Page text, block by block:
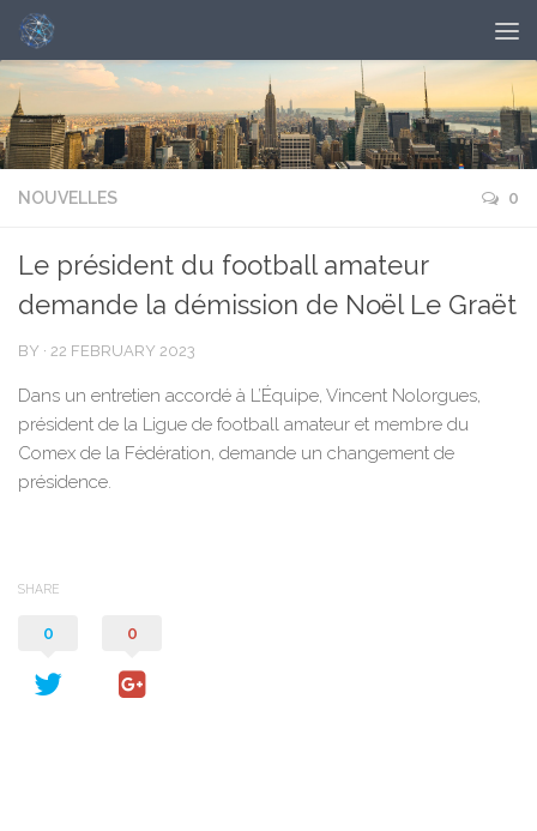
NOUVELLES 0
Le président du football amateur
demande la démission de Noël Le Graët
BY · 22 FEBRUARY 2023
Dans un entretien accordé à L’Équipe, Vincent Nolorgues,
président de la Ligue de football amateur et membre du
Comex de la Fédération, demande un changement de
présidence.
SHARE
0 0